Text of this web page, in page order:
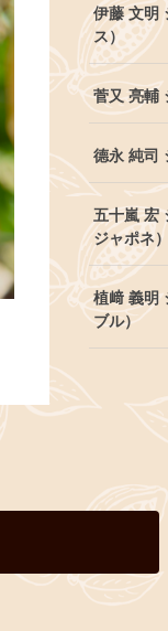
伊藤 文明
ス）
菅又 亮輔
德永 純司
五十嵐 宏
ジャポネ）
植﨑 義明
ブル）